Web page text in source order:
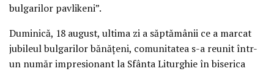
bulgarilor pavlikeni”.
Duminică, 18 august, ultima zi a săptămânii ce a marcat
jubileul bulgarilor bănăţeni, comunitatea s-a reunit într-
un număr impresionant la Sfânta Liturghie în biserica